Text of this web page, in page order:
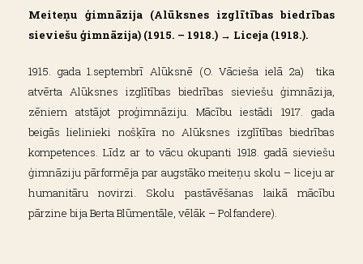
Meiteņu ģimnāzija (Alūksnes izglītības biedrības
sieviešu ģimnāzija) (1915. – 1918.) → Liceja (1918.).
1915. gada 1.septembrī Alūksnē (O. Vācieša ielā 2a) tika
atvērta Alūksnes izglītības biedrības sieviešu ģimnāzija,
zēniem atstājot proģimnāziju. Mācību iestādi 1917. gada
beigās lielinieki nošķīra no Alūksnes izglītības biedrības
kompetences. Līdz ar to vācu okupanti 1918. gadā sieviešu
ģimnāziju pārformēja par augstāko meiteņu skolu – liceju ar
humanitāru novirzi. Skolu pastāvēšanas laikā mācību
pārzine bija Berta Blūmentāle, vēlāk – Polfandere).